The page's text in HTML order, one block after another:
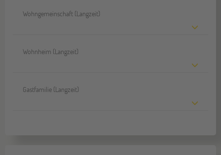
Wohngemeinschaft (Langzeit)
Wohnheim (Langzeit)
Gastfamilie (Langzeit)